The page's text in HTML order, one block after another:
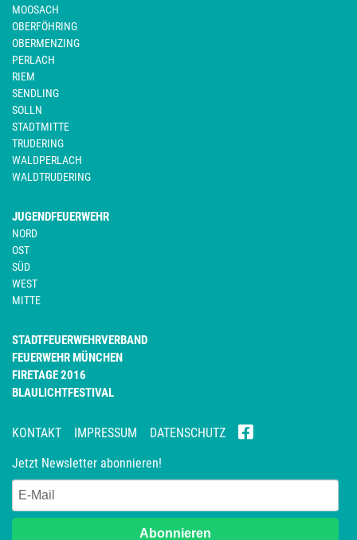
MOOSACH
OBERFÖHRING
OBERMENZING
PERLACH
RIEM
SENDLING
SOLLN
STADTMITTE
TRUDERING
WALDPERLACH
WALDTRUDERING
JUGENDFEUERWEHR
NORD
OST
SÜD
WEST
MITTE
STADTFEUERWEHRVERBAND
FEUERWEHR MÜNCHEN
FIRETAGE 2016
BLAULICHTFESTIVAL
KONTAKT IMPRESSUM
DATENSCHUTZ
Jetzt Newsletter abonnieren!
Abonnieren